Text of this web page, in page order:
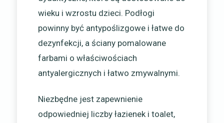
wieku i wzrostu dzieci. Podłogi
powinny być antypoślizgowe i łatwe do
dezynfekcji, a ściany pomalowane
farbami o właściwościach
antyalergicznych i łatwo zmywalnymi.
Niezbędne jest zapewnienie
odpowiedniej liczby łazienek i toalet,